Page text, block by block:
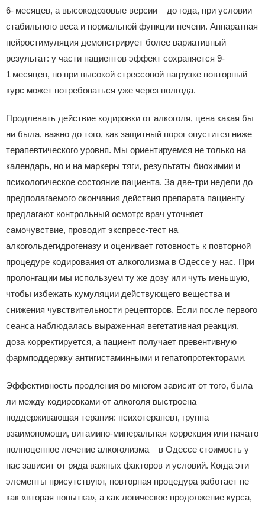
6- месяцев, а высокодозовые версии – до года, при условии
стабильного веса и нормальной функции печени. Аппаратная
нейростимуляция демонстрирует более вариативный
результат: у части пациентов эффект сохраняется 9-
1 месяцев, но при высокой стрессовой нагрузке повторный
курс может потребоваться уже через полгода.
Продлевать действие кодировки от алкоголя, цена какая бы
ни была, важно до того, как защитный порог опустится ниже
терапевтического уровня. Мы ориентируемся не только на
календарь, но и на маркеры тяги, результаты биохимии и
психологическое состояние пациента. За две‑три недели до
предполагаемого окончания действия препарата пациенту
предлагают контрольный осмотр: врач уточняет
самочувствие, проводит экспресс‑тест на
алкогольдегидрогеназу и оценивает готовность к повторной
процедуре кодирования от алкоголизма в Одессе у нас. При
пролонгации мы используем ту же дозу или чуть меньшую,
чтобы избежать кумуляции действующего вещества и
снижения чувствительности рецепторов. Если после первого
сеанса наблюдалась выраженная вегетативная реакция,
доза корректируется, а пациент получает превентивную
фармподдержку антигистаминными и гепатопротекторами.
Эффективность продления во многом зависит от того, была
ли между кодировками от алкоголя выстроена
поддерживающая терапия: психотерапевт, группа
взаимопомощи, витамино‑минеральная коррекция или начато
полноценное лечение алкоголизма – в Одессе стоимость у
нас зависит от ряда важных факторов и условий. Когда эти
элементы присутствуют, повторная процедура работает не
как «вторая попытка», а как логическое продолжение курса,